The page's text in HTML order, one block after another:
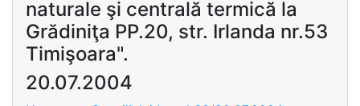
naturale şi centrală termică la
Grădiniţa PP.20, str. Irlanda nr.53
Timişoara".
20.07.2004